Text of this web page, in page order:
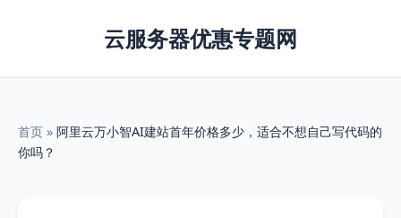
云服务器优惠专题网
首页 » 阿里云万小智AI建站首年价格多少，适合不想自己写代码的
你吗？